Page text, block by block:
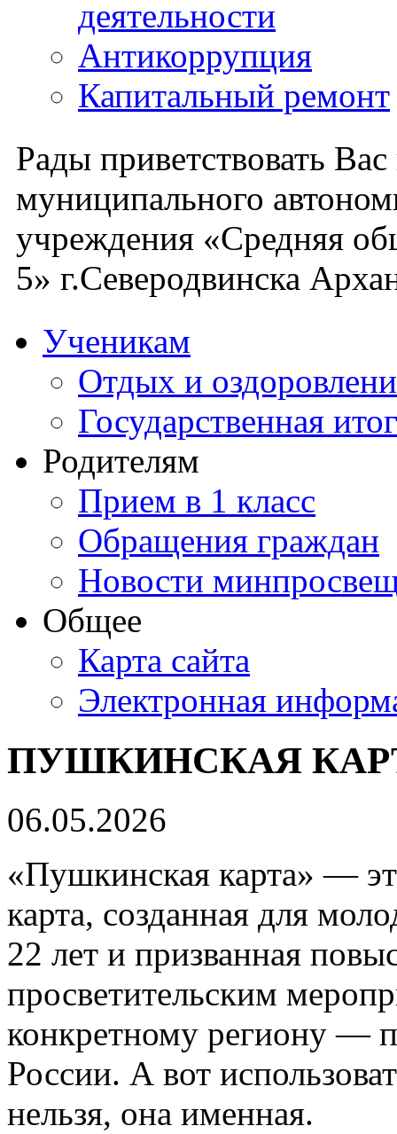
деятельности
Антикоррупция
Капитальный ремонт
Рады приветствовать
муниципального
учреждения «Средняя
5» г.Северодвинска
Ученикам
Отдых и
Государственная
Родителям
Прием в 1 класс
Обращения граждан
Новости
Общее
Карта сайта
Электронная
ПУШКИНСКАЯ
06.05.2026
«Пушкинская карта» —
карта, созданная для
22 лет и призванная
просветительским
конкретному региону —
России. А вот
нельзя, она именная.